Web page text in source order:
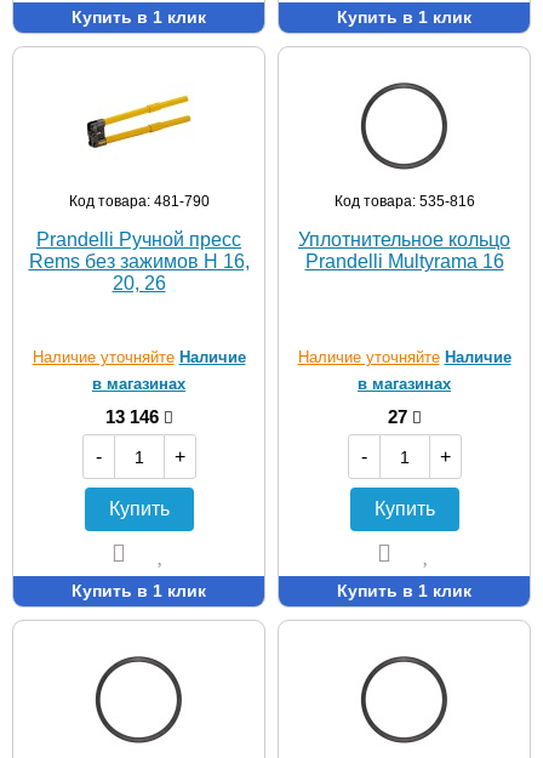
Купить в 1 клик Купить в 1 клик
Код товара: 481-790
Prandelli Ручной пресс
Rems без зажимов H 16,
20, 26
Наличие уточняйте Наличие
в магазинах
13 146
-
+
Купить
Купить в 1 клик
Код товара: 535-816
Уплотнительное кольцо
Prandelli Multyrama 16
Наличие уточняйте Наличие
в магазинах
27
-
+
Купить
Купить в 1 клик